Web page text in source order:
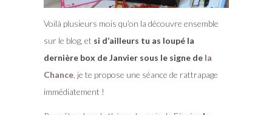
Voilà plusieurs mois qu’on la découvre ensemble
sur le blog, et si d’ailleurs tu as loupé la
dernière box de Janvier sous le signe de la
Chance, je te propose une séance de rattrapage
immédiatement !